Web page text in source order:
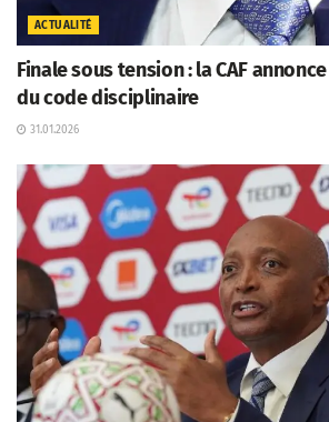
ACTUALITÉ
Finale sous tension : la CAF
du code disciplinaire
31.01.2026